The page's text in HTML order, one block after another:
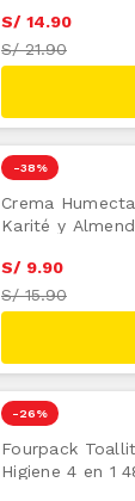
S/ 14.90
S/21.90
-38 %
Crema
Karité y
S/ 9.90
S/15.90
-26 %
Fourpack
Higiene 4 en 1